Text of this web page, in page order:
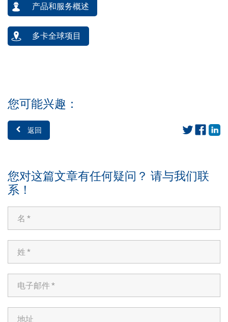
产品和服务概述
多卡全球项目
您可能兴趣：
返回
您对这篇文章有任何疑问？ 请与我们联
系！